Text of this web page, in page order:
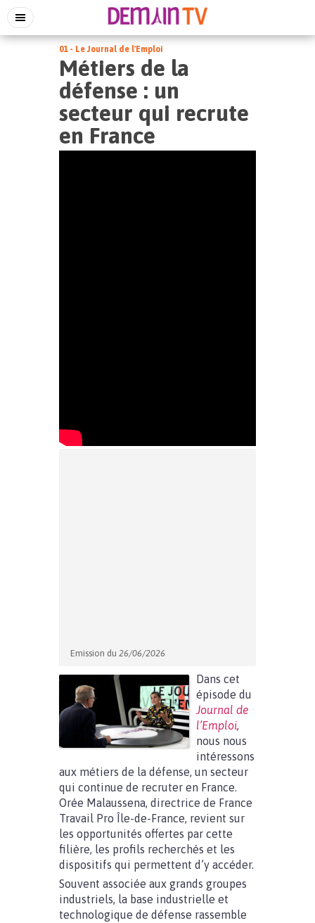
01 - Le Journal de l'Emploi
Métiers de la
défense : un
secteur qui recrute
en France
Emission du 26/06/2026
Dans cet
épisode du
Journal de
l’Emploi,
nous nous
intéressons
aux métiers de la défense, un secteur
qui continue de recruter en France.
Orée Malaussena, directrice de France
Travail Pro Île-de-France, revient sur
les opportunités offertes par cette
filière, les profils recherchés et les
dispositifs qui permettent d’y accéder.
Souvent associée aux grands groupes
industriels, la base industrielle et
technologique de défense rassemble